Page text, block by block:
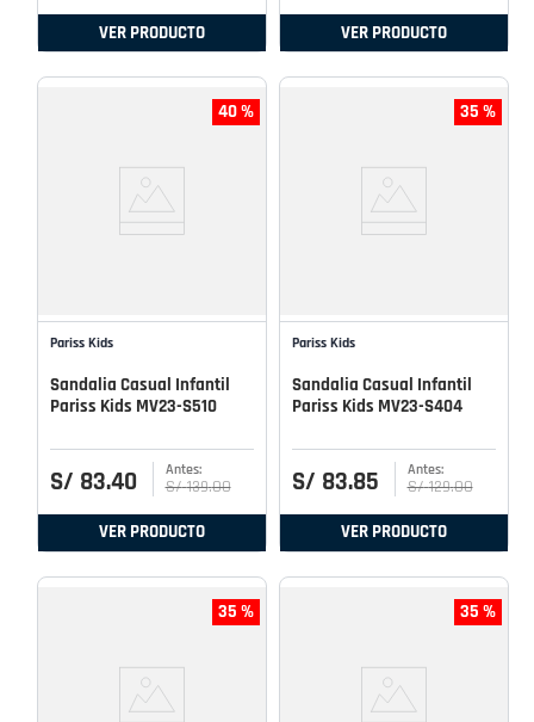
VER PRODUCTO VER PRODUCTO
40 %
Pariss Kids
Sandalia Casual Infantil
Pariss Kids MV23-S510
S/ 83.40 S/ 139.00
VER PRODUCTO
35 %
Pariss Kids
Sandalia Casual Infantil
Pariss Kids MV23-S404
S/ 83.85 S/ 129.00
VER PRODUCTO
35 % 35 %